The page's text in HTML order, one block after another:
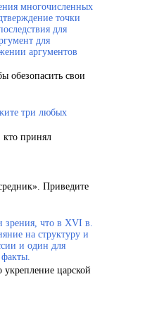
многочисленных
точки
для
для
аргументов
обезопасить свои
три любых
кто принял
Приведите
зрения, что в XVI в.
на структуру и
и один для
царской